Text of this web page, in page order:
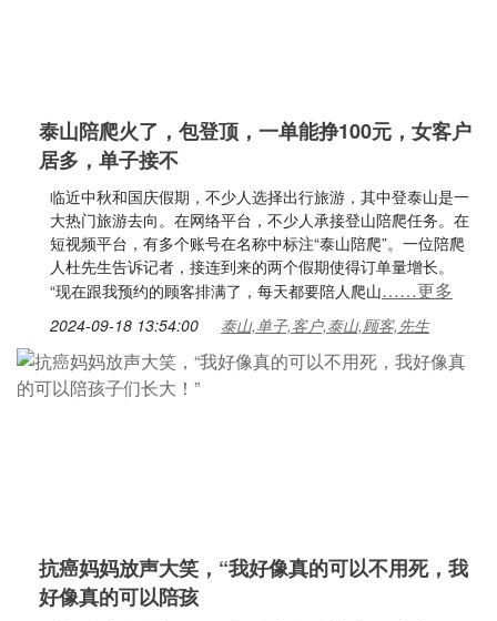
泰山陪爬火了，包登顶，一单能挣100元，女客户
居多，单子接不
临近中秋和国庆假期，不少人选择出行旅游，其中登泰山是一
大热门旅游去向。在网络平台，不少人承接登山陪爬任务。在
短视频平台，有多个账号在名称中标注“泰山陪爬”。一位陪爬
人杜先生告诉记者，接连到来的两个假期使得订单量增长。
“现在跟我预约的顾客排满了，每天都要陪人爬山……更多
2024-09-18 13:54:00 泰山,单子,客户,泰山,顾客,先生
抗癌妈妈放声大笑，“我好像真的可以不用死，我
好像真的可以陪孩